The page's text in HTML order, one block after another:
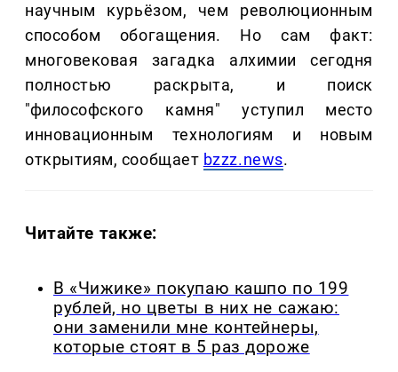
научным курьёзом, чем революционным
способом обогащения. Но сам факт:
многовековая загадка алхимии сегодня
полностью раскрыта, и поиск
"философского камня" уступил место
инновационным технологиям и новым
открытиям, сообщает bzzz.news.
Читайте также:
В «Чижике» покупаю кашпо по 199
рублей, но цветы в них не сажаю:
они заменили мне контейнеры,
которые стоят в 5 раз дороже